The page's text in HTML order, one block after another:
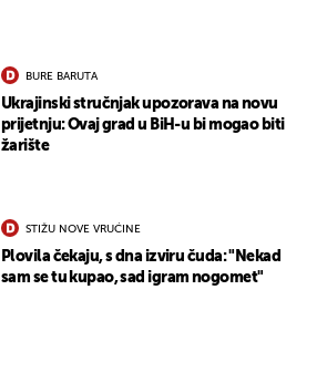
BURE BARUTA
Ukrajinski stručnjak upozorava na novu
prijetnju: Ovaj grad u BiH-u bi mogao biti
žarište
STIŽU NOVE VRUĆINE
Plovila čekaju, s dna izviru čuda: "Nekad
sam se tu kupao, sad igram nogomet"